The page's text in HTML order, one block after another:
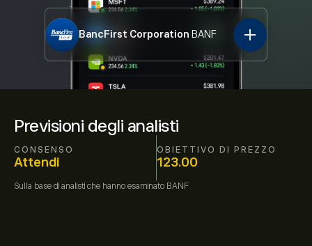
Previsioni degli analisti
CONSENSO
Attendi
OBIETTIVO DI PREZZO
123.00
Sulla base di analisti che hanno esaminato BANF
BancFirst Corporation BANF